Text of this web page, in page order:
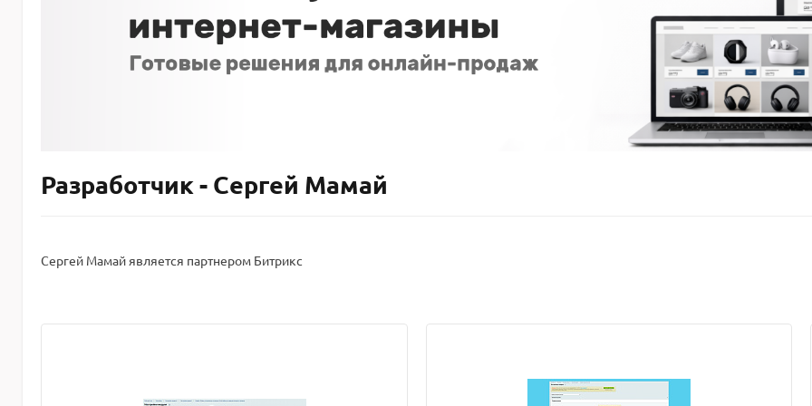
Разработчик - Сергей Мамай
Сергей Мамай является партнером Битрикс